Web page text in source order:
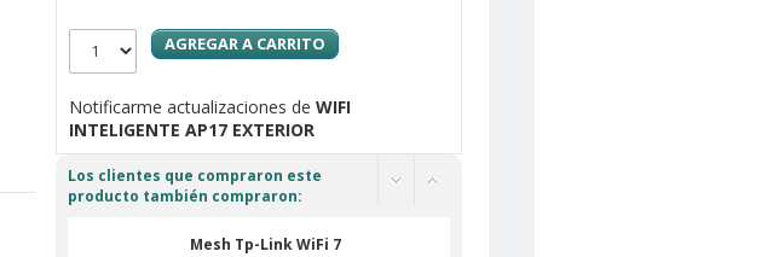
AGREGAR A CARRITO
Notificarme actualizaciones de WIFI
INTELIGENTE AP17 EXTERIOR
Los clientes que compraron este
producto también compraron:
Mesh Tp-Link WiFi 7